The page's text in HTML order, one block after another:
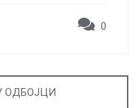
0
ОДБОЈЦИ